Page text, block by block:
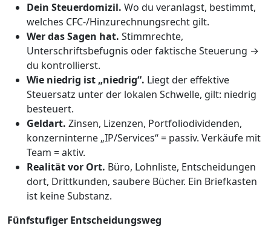
Dein Steuerdomizil. Wo du veranlagst, bestimmt,
welches CFC-/Hinzurechnungsrecht gilt.
Wer das Sagen hat. Stimmrechte,
Unterschriftsbefugnis oder faktische Steuerung →
du kontrollierst.
Wie niedrig ist „niedrig“. Liegt der effektive
Steuersatz unter der lokalen Schwelle, gilt: niedrig
besteuert.
Geldart. Zinsen, Lizenzen, Portfoliodividenden,
konzerninterne „IP/Services“ = passiv. Verkäufe mit
Team = aktiv.
Realität vor Ort. Büro, Lohnliste, Entscheidungen
dort, Dritt­kunden, saubere Bücher. Ein Briefkasten
ist keine Substanz.
Fünf­stufiger Entscheidungsweg